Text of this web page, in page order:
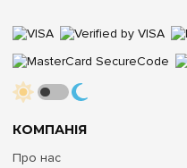
КОМПАНІЯ
Про нас